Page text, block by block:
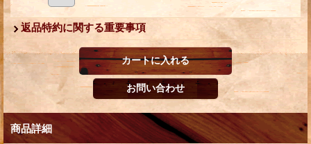
返品特約に関する重要事項
商品詳細